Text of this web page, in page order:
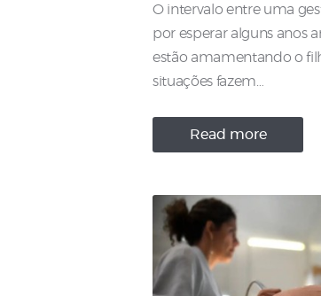
O intervalo entre uma
por esperar alguns anos
estão amamentando o
situações fazem…
Read more